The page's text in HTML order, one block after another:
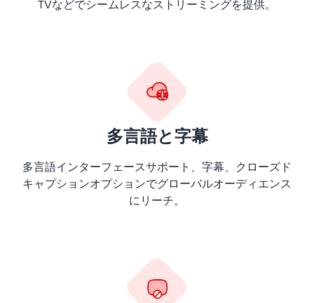
TVなどでシームレスなストリーミングを提供。
多言語と字幕
多言語インターフェースサポート、字幕、クローズド
キャプションオプションでグローバルオーディエンス
にリーチ。